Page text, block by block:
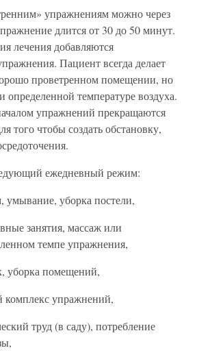
упражнениям можно через
длится от 30 до 50 минут.
лечения добавляются
Пациент всегда делает
проветренном помещении, но
определенной температуре воздуха.
упражнений прекращаются
того чтобы создать обстановку,
ежедневный режим:
умывание, уборка постели,
занятия, массаж или
темпе упражнения,
уборка помещений,
комплекс упражнений,
труд (в саду), потребление